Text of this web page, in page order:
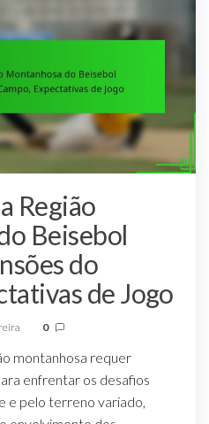
Região
Beisebol
do
de Jogo
0
montanhosa requer
enfrentar os desafios
e pelo terreno variado,